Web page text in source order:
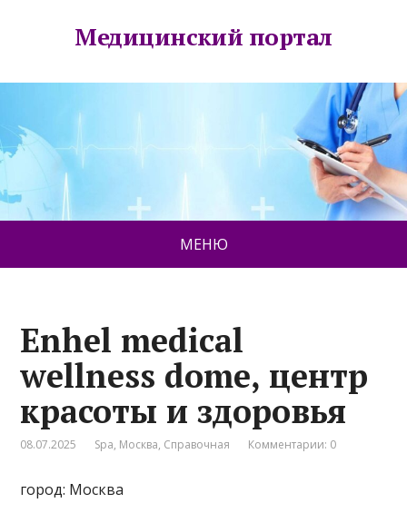
Медицинский портал
МЕНЮ
Enhel medical
wellness dome, центр
красоты и здоровья
08.07.2025 Spa, Москва, Справочная Комментарии: 0
город: Москва